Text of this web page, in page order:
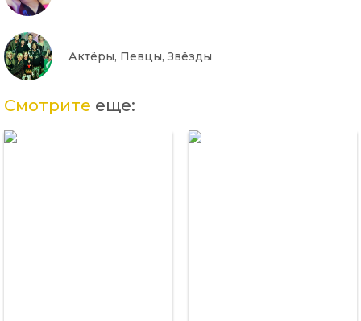
Актёры, Певцы, Звёзды
Смотрите еще: